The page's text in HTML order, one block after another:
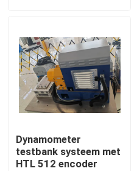
Kwaliteitscontrole
Neem contact met ons op
Nieuws
Dynamometer
testbank systeem met
HTL 512 encoder